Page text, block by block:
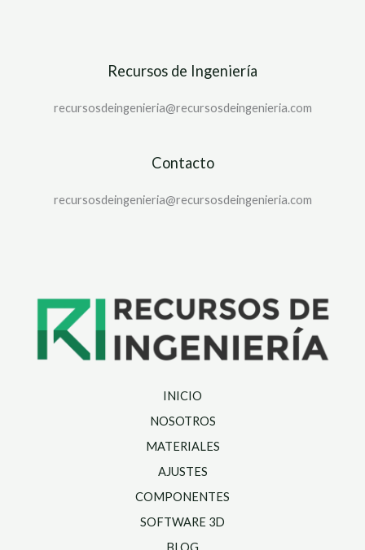
Recursos de Ingeniería
recursosdeingenieria@recursosdeingenieria.com
Contacto
recursosdeingenieria@recursosdeingenieria.com
INICIO
NOSOTROS
MATERIALES
AJUSTES
COMPONENTES
SOFTWARE 3D